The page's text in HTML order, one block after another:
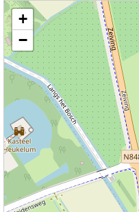
Kaart nieuws Asperen. Locatie
+
−